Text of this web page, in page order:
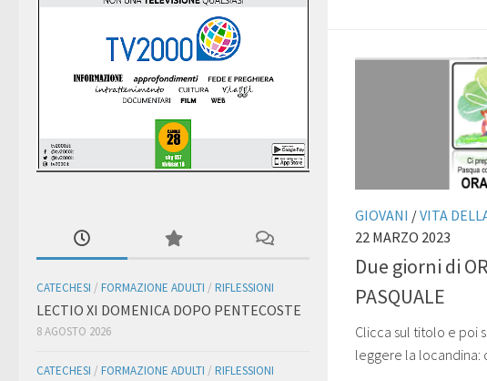
GIOVANI /VITA
22 MARZO 2023
Due giorni di
PASQUALE
Clicca sul titolo e poi
leggere la locandina:
CATECHESI / FORMAZIONE ADULTI / RIFLESSIONI
LECTIO XI DOMENICA DOPO PENTECOSTE
8 AGOSTO 2026
CATECHESI / FORMAZIONE ADULTI / RIFLESSIONI